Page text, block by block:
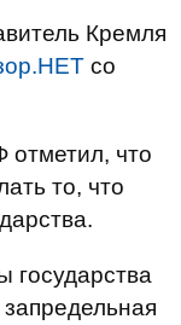
Кремля
со
отметил, что
то, что
государства